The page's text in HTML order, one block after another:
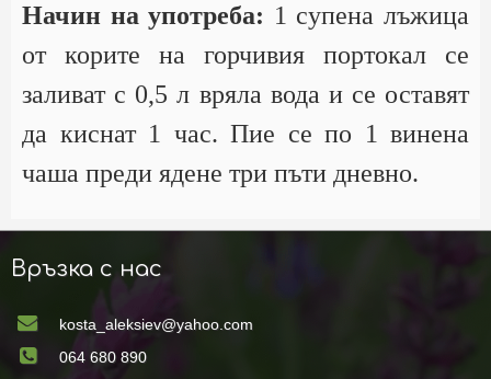
Начин на употреба: 1 супена лъжица
от корите на горчивия портокал се
заливат с 0,5 л вряла вода и се оставят
да киснат 1 час. Пие се по 1 винена
чаша преди ядене три пъти дневно.
Връзка с нас
kosta_aleksiev@yahoo.com
064 680 890